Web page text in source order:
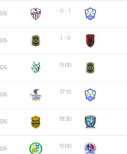
0 - 1
1 - 0
15:00
17:15
19:30
15:00